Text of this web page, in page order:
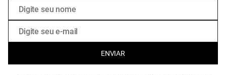
ENVIAR